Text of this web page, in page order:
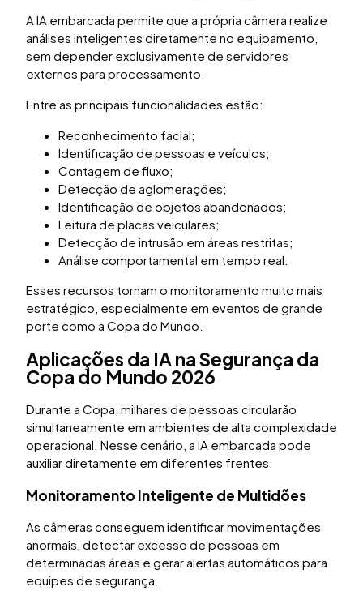
A IA embarcada permite que a própria câmera realize
análises inteligentes diretamente no equipamento,
sem depender exclusivamente de servidores
externos para processamento.
Entre as principais funcionalidades estão:
Reconhecimento facial;
Identificação de pessoas e veículos;
Contagem de fluxo;
Detecção de aglomerações;
Identificação de objetos abandonados;
Leitura de placas veiculares;
Detecção de intrusão em áreas restritas;
Análise comportamental em tempo real.
Esses recursos tornam o monitoramento muito mais
estratégico, especialmente em eventos de grande
porte como a Copa do Mundo.
Aplicações da IA na Segurança da
Copa do Mundo 2026
Durante a Copa, milhares de pessoas circularão
simultaneamente em ambientes de alta complexidade
operacional. Nesse cenário, a IA embarcada pode
auxiliar diretamente em diferentes frentes.
Monitoramento Inteligente de Multidões
As câmeras conseguem identificar movimentações
anormais, detectar excesso de pessoas em
determinadas áreas e gerar alertas automáticos para
equipes de segurança.